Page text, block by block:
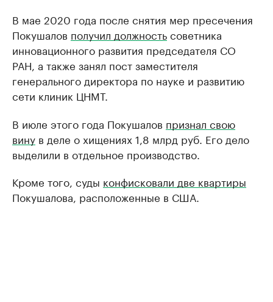
В мае 2020 года после снятия мер пресечения
Покушалов получил должностьсоветника
инновационного развития председателя СО
РАН, а также занял пост заместителя
генерального директора по науке и развитию
сети клиник ЦНМТ.
В июле этого года Покушалов признал свою
вину в деле о хищениях 1,8 млрд руб. Его дело
выделили в отдельное производство.
Кроме того, суды конфисковали две квартиры
Покушалова, расположенные в США.